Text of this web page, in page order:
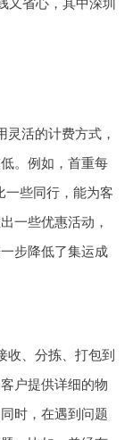
又省心，其中深圳
活的计费方式，
。例如，首重每
一些同行，能为客
一些优惠活动，
步降低了集运成
收、分拣、打包到
户提供详细的物
时，在遇到问题